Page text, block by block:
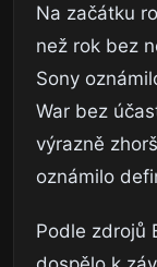
Na začátku
než rok bez
Sony
War bez
výrazně
oznámilo
Podle zdrojů